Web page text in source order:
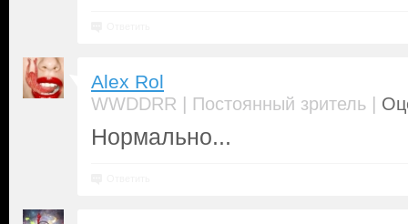
Alex Rol
WWDDRR | Постоянный зритель |
Нормально...